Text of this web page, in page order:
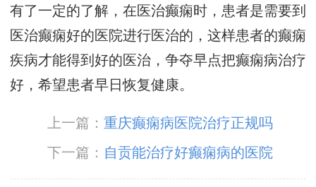
有了一定的了解，在医治癫痫时，患者是需要到
医治癫痫好的医院进行医治的，这样患者的癫痫
疾病才能得到好的医治，争夺早点把癫痫病治疗
好，希望患者早日恢复健康。
上一篇：重庆癫痫病医院治疗正规吗
下一篇： 自贡能治疗好癫痫病的医院